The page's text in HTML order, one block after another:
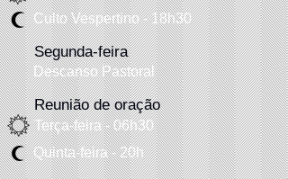
Culto Vespertino - 18h30
Segunda-feira
Descanso Pastoral
Reunião de oração
Terça-feira - 06h30
Quinta-feira- 20h